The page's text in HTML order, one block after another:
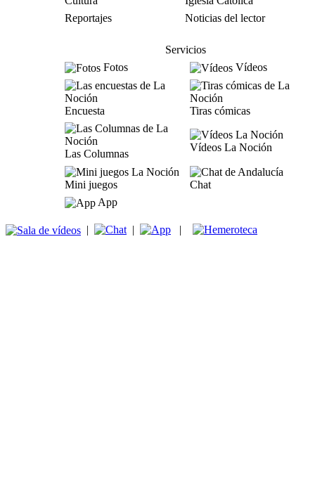
Reportajes
Noticias del lector
Servicios
Fotos
Vídeos
Encuesta Tiras cómicas
Las Columnas
Vídeos La Noción
Mini juegos
Chat
App
| | |